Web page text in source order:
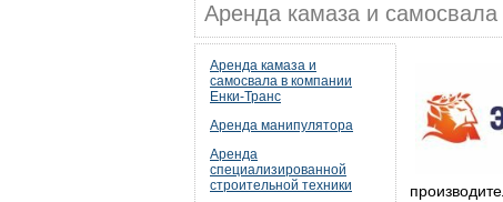
Аренда камаза и
Аренда камаза и
самосвала в компании
Енки-Транс
Аренда манипулятора
Аренда
специализированной
строительной техники